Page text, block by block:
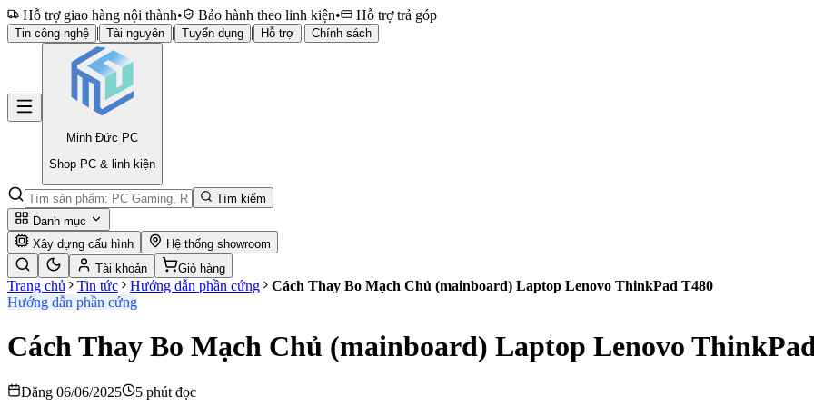
Hỗ trợ giao hàng nội thành• Bảo hành theo linh kiện• Hỗ trợ trả góp
Tin công nghệ | Tài nguyên | Tuyển dụng | Hỗ trợ | Chính sách
Minh Đức PC
Shop PC & linh kiện
Tìm kiếm
Danh mục
Xây dựng cấu hình
Hệ thống showroom
Tài khoản
Giỏ hàng
Trang chủ Tin tức Hướng dẫn phần cứng
Cách Thay Bo Mạch Chủ (mainboard) Laptop Lenovo ThinkPad T480
Hướng dẫn phần cứng
Cách Thay Bo Mạch Chủ (mainboard) Laptop Lenovo
Đăng 06/06/2025 5 phút đọc